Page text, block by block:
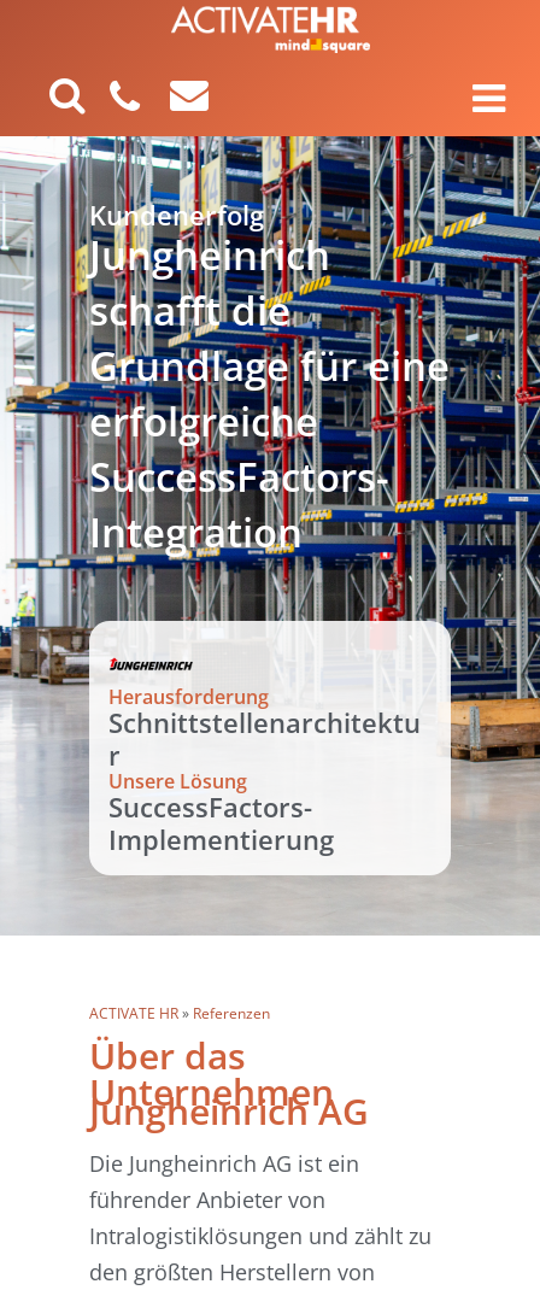
Kundenerfolg
Jungheinrich
schafft die
Grundlage für eine
erfolgreiche
SuccessFactors-
Integration
Herausforderung
Schnittstellenarchitektu
r
Unsere Lösung
SuccessFactors-
Implementierung
ACTIVATE HR» Referenzen
Über das
Unternehmen
Jungheinrich AG
Die Jungheinrich AG ist ein
führender Anbieter von
Intralogistiklösungen und zählt zu
den größten Herstellern von